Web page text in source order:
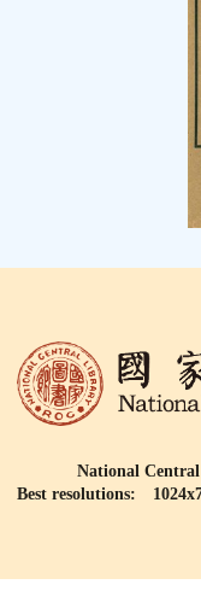
National
Best resolutions: